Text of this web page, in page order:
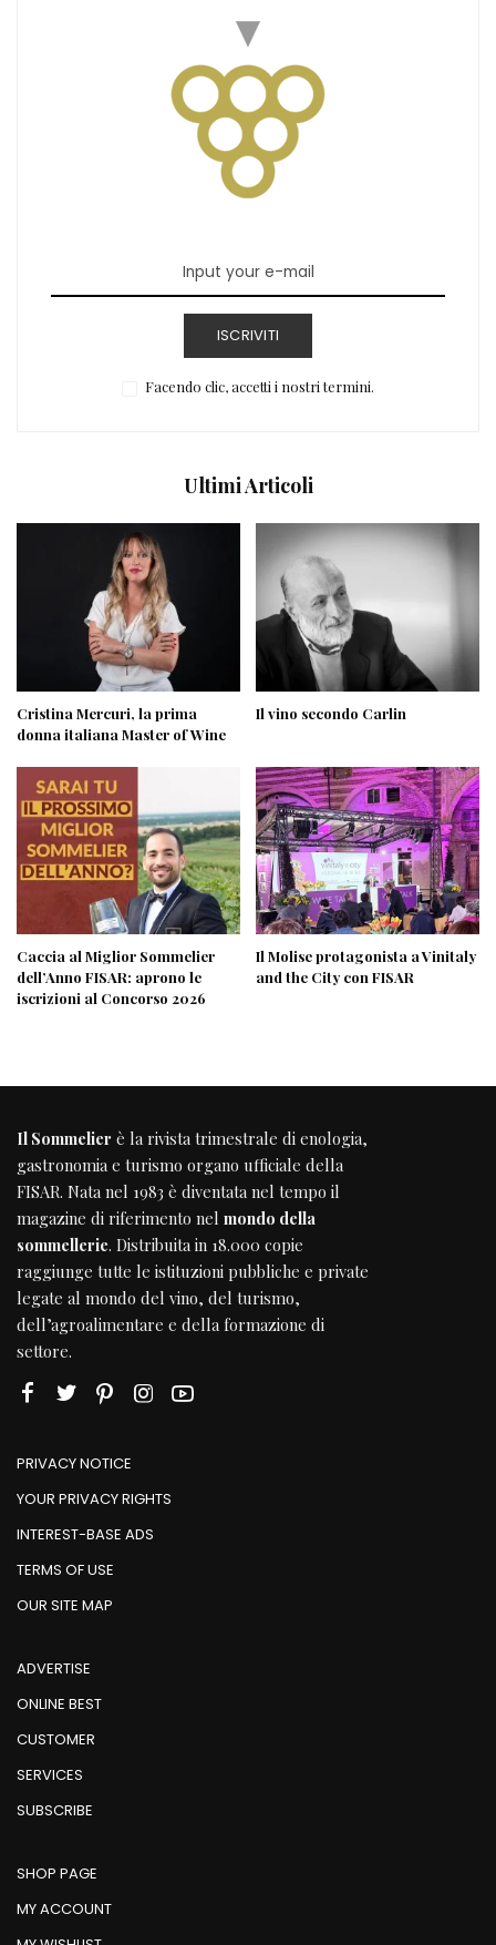
ISCRIVITI
Facendo clic, accetti i nostri termini.
Ultimi Articoli
Cristina Mercuri, la prima
donna italiana Master of Wine
Il vino secondo Carlin
Caccia al Miglior Sommelier
dell’Anno FISAR: aprono le
iscrizioni al Concorso 2026
Il Molise protagonista a Vinitaly
and the City con FISAR
Il Sommelier è la rivista trimestrale di enologia,
gastronomia e turismo organo ufficiale della
FISAR. Nata nel 1983 è diventata nel tempo il
magazine di riferimento nel mondo della
sommellerie. Distribuita in 18.000 copie
raggiunge tutte le istituzioni pubbliche e private
legate al mondo del vino, del turismo,
dell’agroalimentare e della formazione di
settore.
PRIVACY NOTICE
YOUR PRIVACY RIGHTS
INTEREST-BASE ADS
TERMS OF USE
OUR SITE MAP
ADVERTISE
ONLINE BEST
CUSTOMER
SERVICES
SUBSCRIBE
SHOP PAGE
MY ACCOUNT